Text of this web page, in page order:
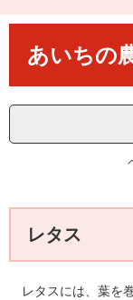
本
あいちの
レタス
レタスには、葉を